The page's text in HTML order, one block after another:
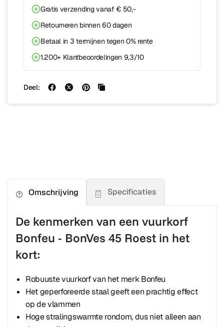
Gratis verzending vanaf € 50,-
Retourneren binnen 60 dagen
Betaal in 3 termijnen tegen 0% rente
1.200+ Klantbeoordelingen 9,3/10
Deel:
Omschrijving Specificaties
De kenmerken van een vuurkorf
Bonfeu - BonVes 45 Roest in het
kort:
Robuuste vuurkorf van het merk Bonfeu
Het geperforeerde staal geeft een prachtig effect
op de vlammen
Hoge stralingswarmte rondom, dus niet alleen aan